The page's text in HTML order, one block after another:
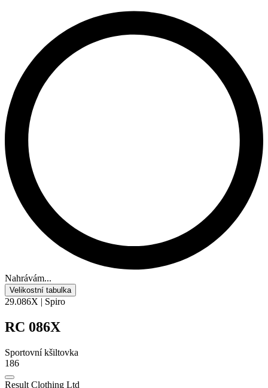
Nahrávám...
Velikostní tabulka
29.086X | Spiro
RC 086X
Sportovní kšiltovka
186
Result Clothing Ltd